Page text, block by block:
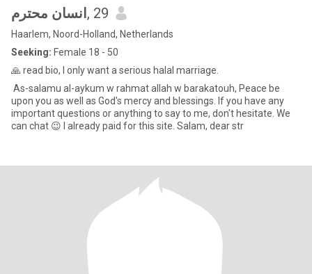
انسان محترم , 29
Haarlem, Noord-Holland, Netherlands
Seeking: Female 18 - 50
🙏 read bio, I only want a serious halal marriage.
As-salamu al-aykum w rahmat allah w barakatouh, Peace be
upon you as well as God's mercy and blessings. If you have any
important questions or anything to say to me, don't hesitate. We
can chat 😉 I already paid for this site. Salam, dear str